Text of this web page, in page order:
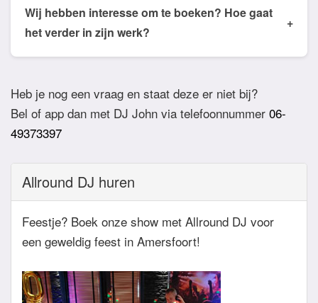
de email of app welke nummers of stijlen jullie niet
willen horen. De DJ houdt daar dan rekening mee.
Wij hebben interesse om te boeken? Hoe gaat
het verder in zijn werk?
+
zodat het feest definitief geboekt is. Wij vragen
overigens geen aanbetaling. Tegen die dat het
feest eraan komt zullen we nog even contact
hebben betreft de muziekwensen en de planning
van de avond. Daarnaast zijn wij altijd bereikbaar
zowel telefonisch, via e-mail of de app.
Heb je nog een vraag en staat deze er niet bij?
Bel of app dan met DJ John via telefoonnummer 06-
49373397
Allround DJ huren
Feestje? Boek onze show met Allround DJ voor
een geweldig feest in Amersfoort!